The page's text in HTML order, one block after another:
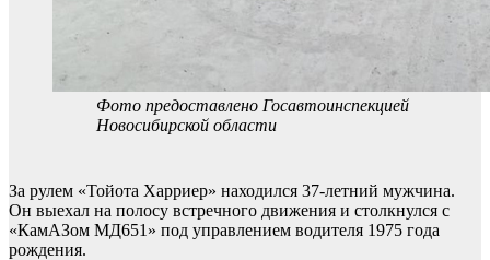
Фото предоставлено Госавтоинспекцией
Новосибирской области
За рулем «Тойота Харриер» находился 37-летний мужчина.
Он выехал на полосу встречного движения и столкнулся с
«КамАЗом МД651» под управлением водителя 1975 года
рождения.